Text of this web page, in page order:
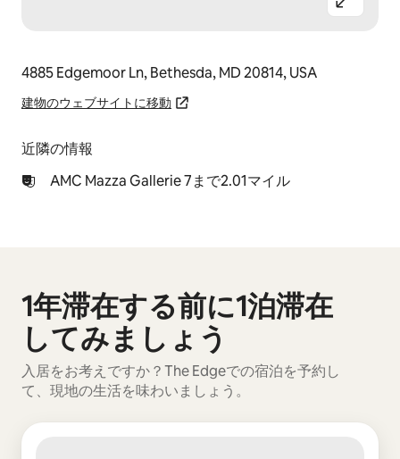
4885 Edgemoor Ln, Bethesda, MD 20814, USA
建物のウェブサイトに移動
近隣の情報
AMC Mazza Gallerie 7まで2.01マイル
1年滞在する前に1泊滞在
してみましょう
入居をお考えですか？The Edgeでの宿泊を予約し
て、現地の生活を味わいましょう。
0件中0件表示